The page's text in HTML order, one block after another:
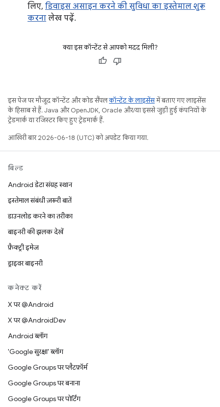
लिए, डिवाइस असाइन करने की सुविधा का इस्तेमाल शुरू
करना लेख पढ़ें.
क्या इस कॉन्टेंट से आपको मदद मिली?
इस पेज पर मौजूद कॉन्टेंट और कोड सैंपलकॉन्टेंट के लाइसेंसमें बताए गए लाइसेंस
के हिसाब से हैं. Java और OpenJDK, Oracle और/या इससे जुड़ी हुई कंपनियों के
ट्रेडमार्क या रजिस्टर किए हुए ट्रेडमार्क हैं.
आखिरी बार 2026-06-18 (UTC) को अपडेट किया गया.
बिल्ड
Android डेटा संग्रह स्थान
इस्तेमाल संबंधी ज़रूरी बातें
डाउनलोड करने का तरीका
बाइनरी की झलक देखें
फ़ैक्ट्री इमेज
ड्राइवर बाइनरी
कनेक्ट करें
X पर @Android
X पर @AndroidDev
Android ब्लॉग
'Google सुरक्षा' ब्लॉग
Google Groups पर प्लैटफ़ॉर्म
Google Groups पर बनाना
Google Groups पर पोर्टिंग